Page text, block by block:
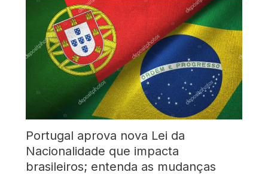
Portugal aprova nova Lei da
Nacionalidade que impacta
brasileiros; entenda as mudanças